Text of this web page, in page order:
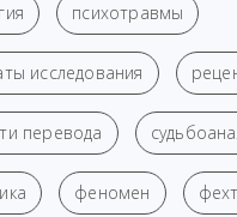
психотравмы
исследования
перевода
феномен